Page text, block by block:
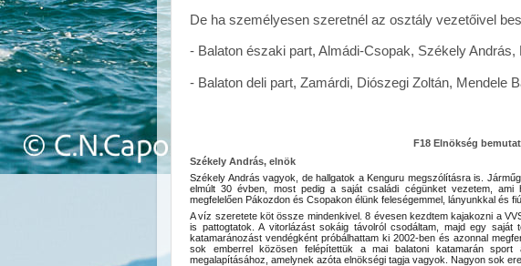
De ha személyesen szeretnél az osztály vezetőivel
- Balaton északi part, Almádi-Csopak, Székely András,
- Balaton deli part, Zamárdi, Diószegi Zoltán, Mendele
F18 Elnökség
Székely András, elnök
Székely András vagyok, de hallgatok a Kenguru megszólításra is.
elmúlt 30 évben, most pedig a saját családi cégünket vezetem, ami
megfelelően Pákozdon és Csopakon élünk feleségemmel, lányunkkal és
A víz szeretete köt össze mindenkivel. 8 évesen kezdtem kajakozni a
is pattogtatok. A vitorlázást sokáig távolról csodáltam, majd egy
katamaránozást vendégként próbálhattam ki 2002-ben és azonnal
sok emberrel közösen felépítettük a mai balatoni katamarán
megalapításához, amelynek azóta elnökségi tagja vagyok. Nagyon sok